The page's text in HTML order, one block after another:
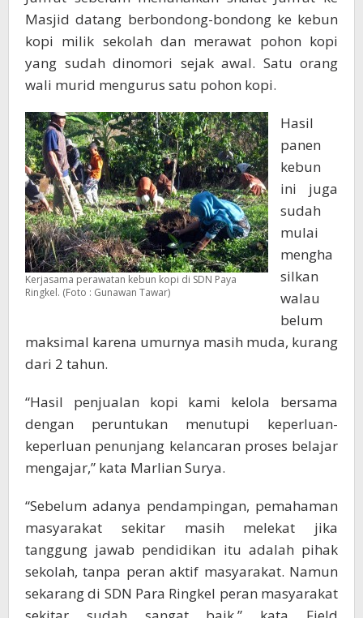
Masjid datang berbondong-bondong ke kebun
kopi milik sekolah dan merawat pohon kopi
yang sudah dinomori sejak awal. Satu orang
wali murid mengurus satu pohon kopi.
Kerjasama perawatan kebun kopi di SDN Paya
Ringkel. (Foto : Gunawan Tawar)
Hasil
panen
kebun
ini juga
sudah
mulai
mengha
silkan
walau
belum
maksimal karena umurnya masih muda, kurang
dari 2 tahun.
“Hasil penjualan kopi kami kelola bersama
dengan peruntukan menutupi keperluan-
keperluan penunjang kelancaran proses belajar
mengajar,” kata Marlian Surya.
“Sebelum adanya pendampingan, pemahaman
masyarakat sekitar masih melekat jika
tanggung jawab pendidikan itu adalah pihak
sekolah, tanpa peran aktif masyarakat. Namun
sekarang di SDN Para Ringkel peran masyarakat